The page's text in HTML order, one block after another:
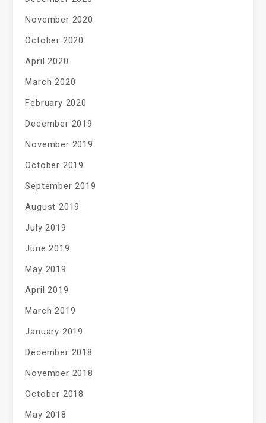
November 2020
October 2020
April 2020
March 2020
February 2020
December 2019
November 2019
October 2019
September 2019
August 2019
July 2019
June 2019
May 2019
April 2019
March 2019
January 2019
December 2018
November 2018
October 2018
May 2018